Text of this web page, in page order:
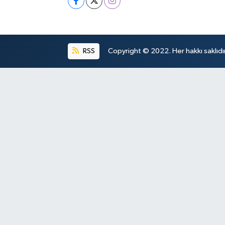
RSS Copyright © 2022. Her hakkı